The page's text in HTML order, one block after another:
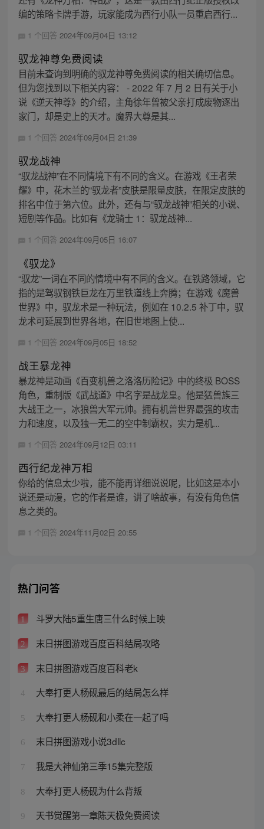
编的策略卡牌手游，玩家能成为西行小队一员重启西行...
1 个回答 2024年09月04日 13:12
驭龙神尊免费阅读
目前未查询到明确的驭龙神尊免费阅读的相关确切信息。
但为您找到以下相关内容： - 2022 年 7 月 2 日有关于小
说《逆天神尊》的介绍，主角徐年曾被父亲打成废物逐出
家门，却是史上的天才。魔界大尊是其...
1 个回答 2024年09月04日 21:39
驭龙战神
“驭龙战神”在不同情境下有不同的含义。在游戏《王者荣
耀》中，花木兰的“驭龙者”皮肤是限量皮肤，在限定皮肤的
排名中位于第六位。此外，还有与“驭龙战神”相关的小说、
短剧等作品。比如有《龙骑士 1：驭龙战神...
1 个回答 2024年09月05日 16:07
《驭龙》
“驭龙”一词在不同的情境中有不同的含义。在铁路领域，它
指的是驾驭钢铁巨龙在万里铁道线上奔腾；在游戏《魔兽
世界》中，驭龙术是一种玩法，例如在 10.2.5 补丁中，驭
龙术可延展到世界各地，在旧世地图上使...
1 个回答 2024年09月05日 18:52
战王暴龙神
暴龙神是动画《百变机兽之洛洛历险记》中的终极 BOSS
角色，重制版《武战道》中名字是战龙皇。他是猛兽族三
大战王之一，冰狼兽大军元帅。拥有机兽世界最强的攻击
力和速度，以及独一无二的空中制霸权，实力是机...
1 个回答 2024年09月12日 03:11
西行纪龙神万相
你给的信息太少啦，能不能再详细说说呢，比如这是本小
说还是动漫，它的作者是谁，讲了啥故事，有没有角色信
息之类的。
1 个回答 2024年11月02日 20:55
热门问答
1 斗罗大陆5重生唐三什么时候上映
2 末日拼图游戏百度百科结局攻略
3 末日拼图游戏百度百科老k
4 大奉打更人杨砚最后的结局怎么样
5 大奉打更人杨砚和小柔在一起了吗
6 末日拼图游戏小说3dllc
7 我是大神仙第三季15集完整版
8 大奉打更人杨砚为什么背叛
9 天书觉醒第一章陈天极免费阅读